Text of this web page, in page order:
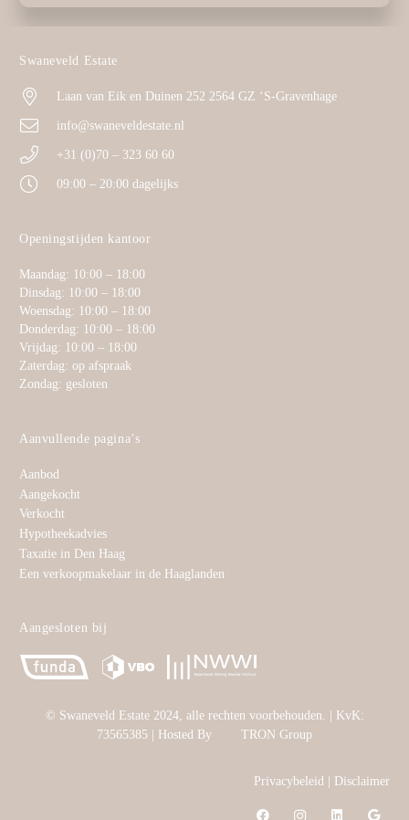
Swaneveld Estate
Laan van Eik en Duinen 252 2564 GZ ‘S-Gravenhage
info@swaneveldestate.nl
+31 (0)70 – 323 60 60
09:00 – 20:00 dagelijks
Openingstijden kantoor
Maandag: 10:00 – 18:00
Dinsdag: 10:00 – 18:00
Woensdag: 10:00 – 18:00
Donderdag: 10:00 – 18:00
Vrijdag: 10:00 – 18:00
Zaterdag: op afspraak
Zondag: gesloten
Aanvullende pagina’s
Aanbod
Aangekocht
Verkocht
Hypotheekadvies
Taxatie in Den Haag
Een verkoopmakelaar in de Haaglanden
Aangesloten bij
© Swaneveld Estate 2024, alle rechten voorbehouden. | KvK:
73565385 | Hosted By
TRON Group
Privacybeleid Disclaimer